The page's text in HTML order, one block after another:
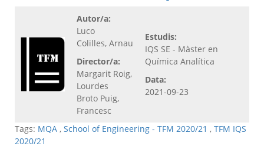
Autor/a:
Luco
Colilles, Arnau
Director/a:
Margarit Roig,
Lourdes
Broto Puig,
Francesc
Estudis:
IQS SE - Màster en
Química Analítica
Data:
2021-09-23
Tags: MQA , School of Engineering - TFM 2020/21 , TFM IQS
2020/21